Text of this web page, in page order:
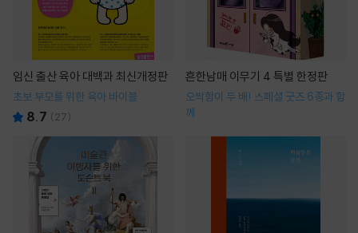
임신 출산 육아 대백과 최신개정판
초보 부모를 위한 육아 바이블
8.7 ( 27)
흔한남매 이무기 4 특별 한정판
오싹함이 두 배! 스페셜 굿즈 6종과 함
께